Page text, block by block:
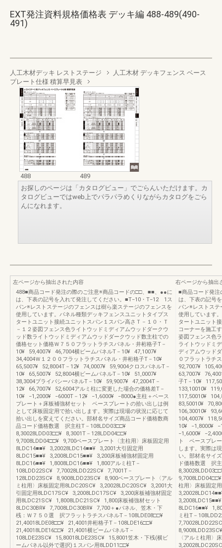
EXT発注資料規格価格表 デッキ編 488-489(490-
491)
人工木材デッキ レストステージ
人工木材 デッキフェンス ベース
プレート仕様 積算早見表
488
489
お探しのページは「カタログビュー」でごらんいただけます。カ
タログビューではweb上でパラパラめくりながらカタログをごら
んになれます。
左ページから抽出された内容
488■商品コード発注の際のご注意※商品コードの□□、■■、●●に
は、下表の記号を入れて発注してください。■T−10・T−12 1ス
パン※レストステージのフェンスは樹ら楽ステージのフェンスを
使用しています。パネル種類デッキフェンスユニットタイプス
タートユニット接続ユニットスパン１スパン高さＴ－１０・Ｔ
－１２姿図フェンス色ライトウッドミディアムウッドダークウ
ッド数ライトウッドミディアムウッドダークウッド数主柱での
価格セット価格Ｗ７５０フラットラチスパネル・井桁格子T－
10¥ 59,4007¥ 46,7004横ビームパネルT－10¥ 47,1007¥
34,4004Ｗ１２００フラットラチスパネル・井桁格子T－10¥
65,5007¥ 52,8004T－12¥ 74,0007¥ 59,9004クロスパネルT－
10¥ 65,5007¥ 52,8004横ビームパネルT－10¥ 51,0007¥
38,3004プライバシーパネルT－10¥ 59,9007¥ 47,2004T－
12¥ 66,7007¥ 52,6004アルミ柱に変更した場合の価格差T－
10¥ −1,2000¥ −6000T－12¥ −1,6000¥ −8000●主柱＋ベース
プレート＋床板補強材セット ベースプレートの拾い出しは例
として床板固定用で拾い出します。実際は現場の状況に応じて
拾い出しを変えてください。部材名サイズ商品コード価格数商
品コード価格数選 択主柱T－108LDD03□□¥
8,30028LDD03□□¥ 8,3001T－128LDD04□□¥
9,7008LDD04□□¥ 9,700ベースプレート〈主柱用〉床板固定用
8LDC14■■¥ 3,20028LDC14■■¥ 3,2001大引固定用
8LDC15■■¥ 3,2008LDC15■■¥ 3,200床板補強材固定用
8LDC16■■¥ 1,8008LDC16■■¥ 1,800アルミ柱T－
108LDD22SC¥ 7,70028LDD22SC¥ 7,7001T－
128LDD23SC¥ 8,9008LDD23SC¥ 8,900ベースプレート〈アル
ミ柱用〉床板固定用8LDC20SC¥ 3,20028LDC20SC¥ 3,2001大
引固定用8LDC17SC¥ 3,2008LDC17SC¥ 3,200床板補強材固定
用8LDC21SC¥ 1,8008LDC21SC¥ 1,800床板補強材セット
8LDC30BR¥ 7,7008LDC30BR¥ 7,700＋●パネル、笠木・下
桟：Ｗ７５０選 択フラットラチスパネルT－108LDE08□□¥
21,40018LDE08□□¥ 21,4001井桁格子T－108LDE16□□¥
21,40018LDE16□□¥ 21,4001横ビームパネルT－
108LDE23SC¥ 15,80018LDE23SC¥ 15,8001笠木・下桟(横ビ
ームパネル以外で選択)１スパン用8LDD11□□¥
右ページから抽出
■商品コード発
は、下表の記号
パン※レストステ
使用しています
タートユニット
コーナーを施工
姿図フェンス色
ライトウッドミ
ディアムウッド
０フラットラチ
92,7007¥
63,7007¥
子T－10¥
133,10010¥
117,50010¥
83,50010¥
106,30010¥
104,4007¥
10¥ −1,8000¥
−1,6000¥
ト ベースプレ
します。実際は
い。部材名サイ
ド価格数選 択
柱用〉床板固定
8LDC16■■¥
ミ柱T－
〈アルミ柱用